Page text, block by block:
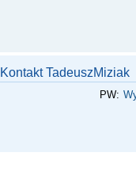
Kontakt TadeuszMiziak
PW: